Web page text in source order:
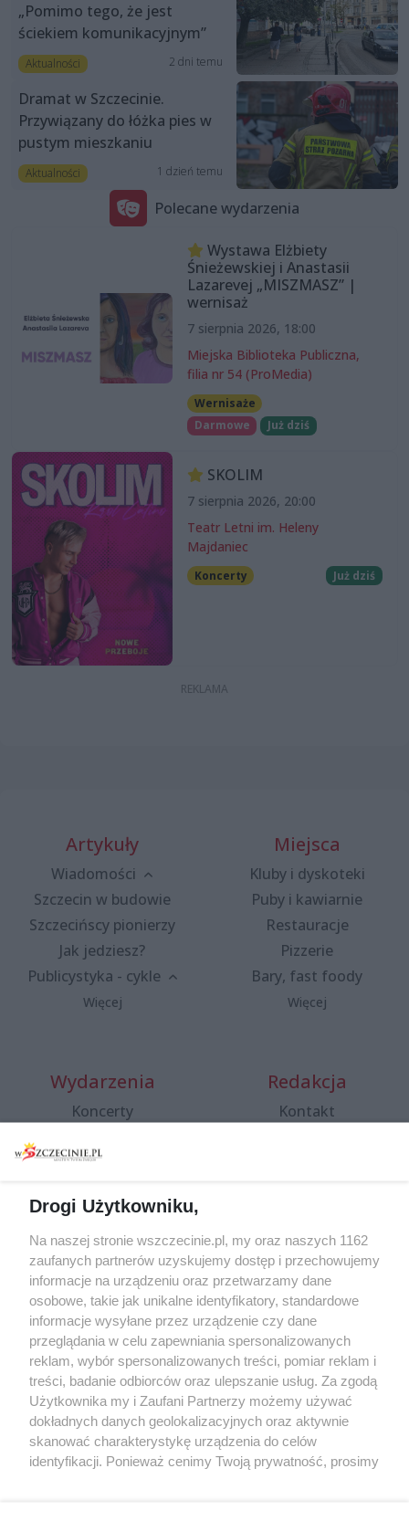
„Pomimo tego, że jest
ściekiem komunikacyjnym”
Aktualności 2 dni temu
Dramat w Szczecinie.
Przywiązany do łóżka pies w
pustym mieszkaniu
Aktualności 1 dzień temu
Polecane wydarzenia
Wystawa Elżbiety
Śnieżewskiej i Anastasii
Lazarevej „MISZMASZ” |
wernisaż
7 sierpnia 2026, 18:00
Miejska Biblioteka Publiczna,
filia nr 54 (ProMedia)
Wernisaże
Darmowe
Już dziś
SKOLIM
7 sierpnia 2026, 20:00
Teatr Letni im. Heleny
Majdaniec
Koncerty Już dziś
Artykuły
Wiadomości
Szczecin w budowie
Szczecińscy pionierzy
Jak jedziesz?
Publicystyka - cykle
Więcej
Miejsca
Kluby i dyskoteki
Puby i kawiarnie
Restauracje
Pizzerie
Bary, fast foody
Więcej
Wydarzenia
Koncerty
Spacery i oprowadzania
targi
Wernisaże
Więcej
Redakcja
Kontakt
Specjalny koncert z okazji
20. urodzin portalu
wSzczecinie.pl
Regulamin konkursów
śniadaniówka "Hej
Szczecin! Jest piątek!"
Partnerzy
Praca Szczecin
Drogi Użytkowniku,
Na naszej stronie wszczecinie.pl, my oraz naszych 1162
zaufanych partnerów uzyskujemy dostęp i przechowujemy
informacje na urządzeniu oraz przetwarzamy dane
osobowe, takie jak unikalne identyfikatory, standardowe
informacje wysyłane przez urządzenie czy dane
przeglądania w celu zapewniania spersonalizowanych
reklam, wybór spersonalizowanych treści, pomiar reklam i
treści, badanie odbiorców oraz ulepszanie usług. Za zgodą
Użytkownika my i Zaufani Partnerzy możemy używać
dokładnych danych geolokalizacyjnych oraz aktywnie
skanować charakterystykę urządzenia do celów
identyfikacji. Ponieważ cenimy Twoją prywatność, prosimy